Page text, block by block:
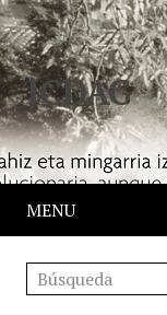
JCDAG
MENU